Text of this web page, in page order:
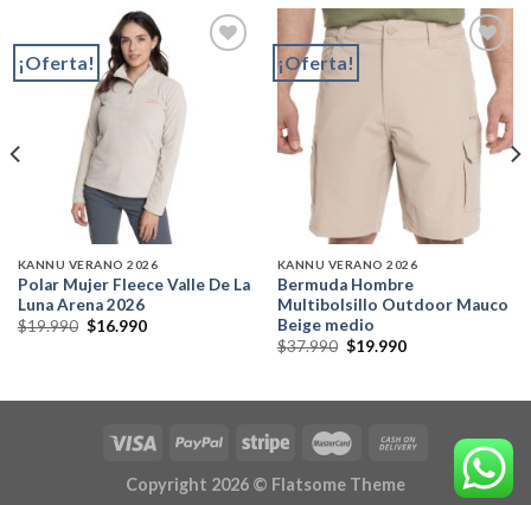
¡Oferta!
KANNU VERANO 2026
Polar Mujer Fleece Valle De La
Luna Arena 2026
$19.990 El
$16.990El
¡Oferta!
Add to
wishlist
KANNU VERANO 2026
Bermuda Hombre
Multibolsillo Outdoor Mauco
Beige medio
$37.990 El
$37.990.
$19.990El
$19.990.
Copyright 2026 © Flatsome Theme